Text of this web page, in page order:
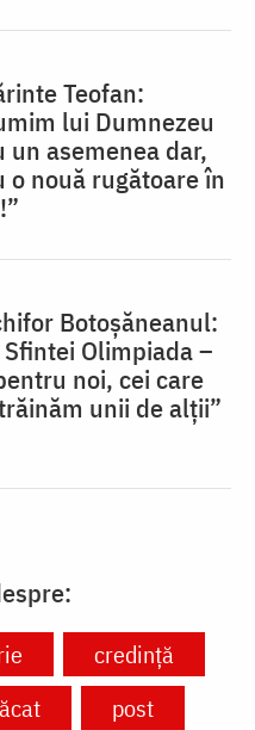
Teofan:
lui Dumnezeu
un asemenea dar,
o nouă rugătoare în
Botoșăneanul:
Sfintei Olimpiada –
noi, cei care
unii de alții”
credință
post